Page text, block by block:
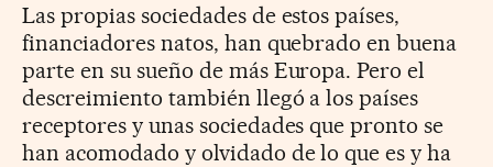
Las propias sociedades de estos países,
financiadores natos, han quebrado en buena
parte en su sueño de más Europa. Pero el
descreimiento también llegó a los países
receptores y unas sociedades que pronto se
han acomodado y olvidado de lo que es y ha